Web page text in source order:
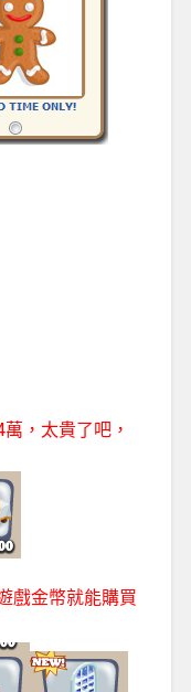
，太貴了吧，
戲金幣就能購買